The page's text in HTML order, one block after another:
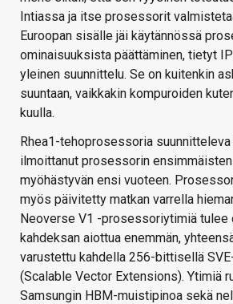
Intiassa ja itse prosessorit
Euroopan sisälle jäi käytännössä
ominaisuuksista päättäminen, tietyt
yleinen suunnittelu. Se on kuitenkin
suuntaan, vaikkakin kompuroiden
kuulla.
Rhea1-tehoprosessoria
ilmoittanut prosessorin
myöhästyvän ensi vuoteen.
myös päivitetty matkan varrella
Neoverse V1 -prosessoriytimiä tulee
kahdeksan aiottua enemmän,
varustettu kahdella 256-bittisellä
(Scalable Vector Extensions). Ytimiä
Samsungin HBM-muistipinoa sekä